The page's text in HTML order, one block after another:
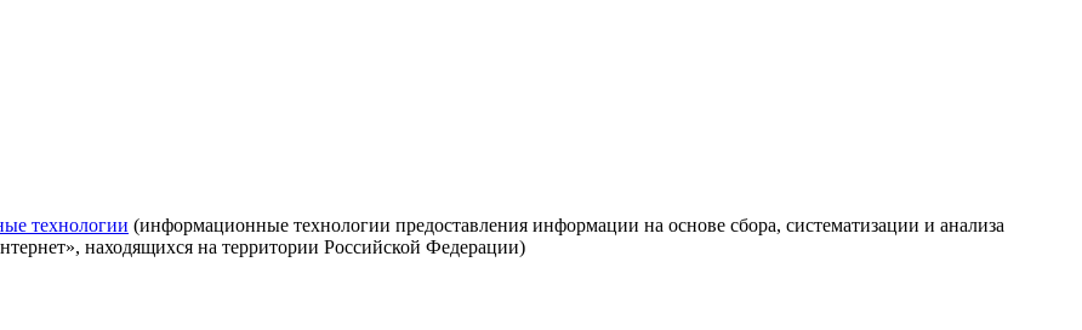
технологии (информационные технологии предоставления информации на основе сбора, систематизации и анализа
находящихся на территории Российской Федерации)